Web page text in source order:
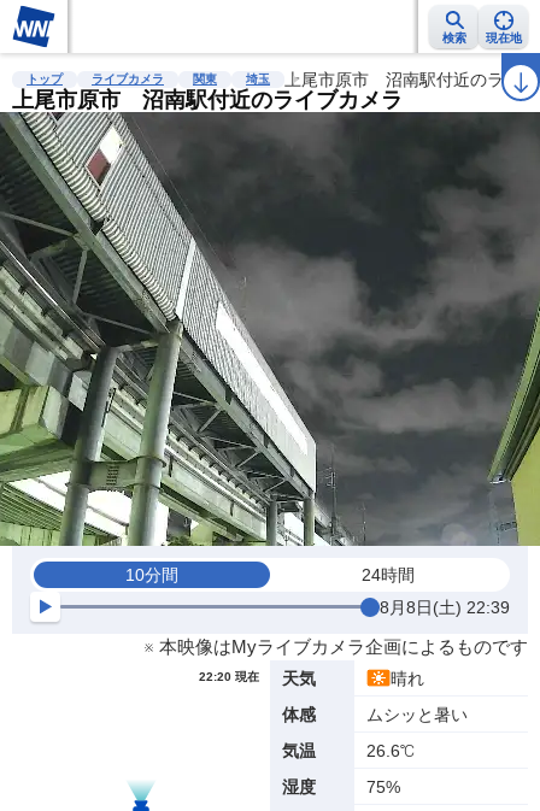
検索 現在地
雨雲レーダー 台風情報 地震情報 警報・注意報 2週間天気 ラ
トップ ライブカメラ 関東 埼玉 上尾市原市 沼南駅付近のライ
上尾市原市 沼南駅付近のライブカメラ
10分間
24時間
8月8日(土) 22:39
※ 本映像はMyライブカメラ企画によるものです
22:20 現在 天気
晴れ
体感
ムシッと暑い
気温
26.6℃
湿度
75%